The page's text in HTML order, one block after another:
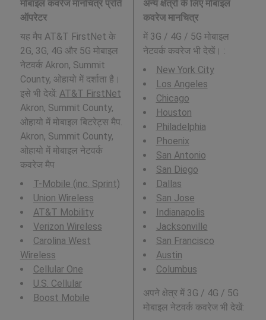
मोबाइल कवरेज मानचित्र प्रति
ऑपरेटर
यह मैप AT&T FirstNet के
2G, 3G, 4G और 5G मोबाइल
नेटवर्क Akron, Summit
County, ओहायो में दर्शाता है।
इसे भी देखें: AT&T FirstNet
Akron, Summit County,
ओहायो में मोबाइल बिटरेट्स मैप.
Akron, Summit County,
ओहायो में मोबाइल नेटवर्क
कवरेज मैप
T-Mobile (inc. Sprint)
Union Wireless
AT&T Mobility
Verizon Wireless
Carolina West
Wireless
Cellular One
U.S. Cellular
Boost Mobile
अन्य क्षेत्रों के लिए मोबाइल
कवरेज मानचित्र
में 3G / 4G / 5G मोबाइल
नेटवर्क कवरेज भी देखें। :
New York City
Los Angeles
Chicago
Houston
Philadelphia
Phoenix
San Antonio
San Diego
Dallas
San Jose
Indianapolis
Jacksonville
San Francisco
Austin
Columbus
अपने क्षेत्र में 3G / 4G / 5G
मोबाइल नेटवर्क कवरेज भी देखें: